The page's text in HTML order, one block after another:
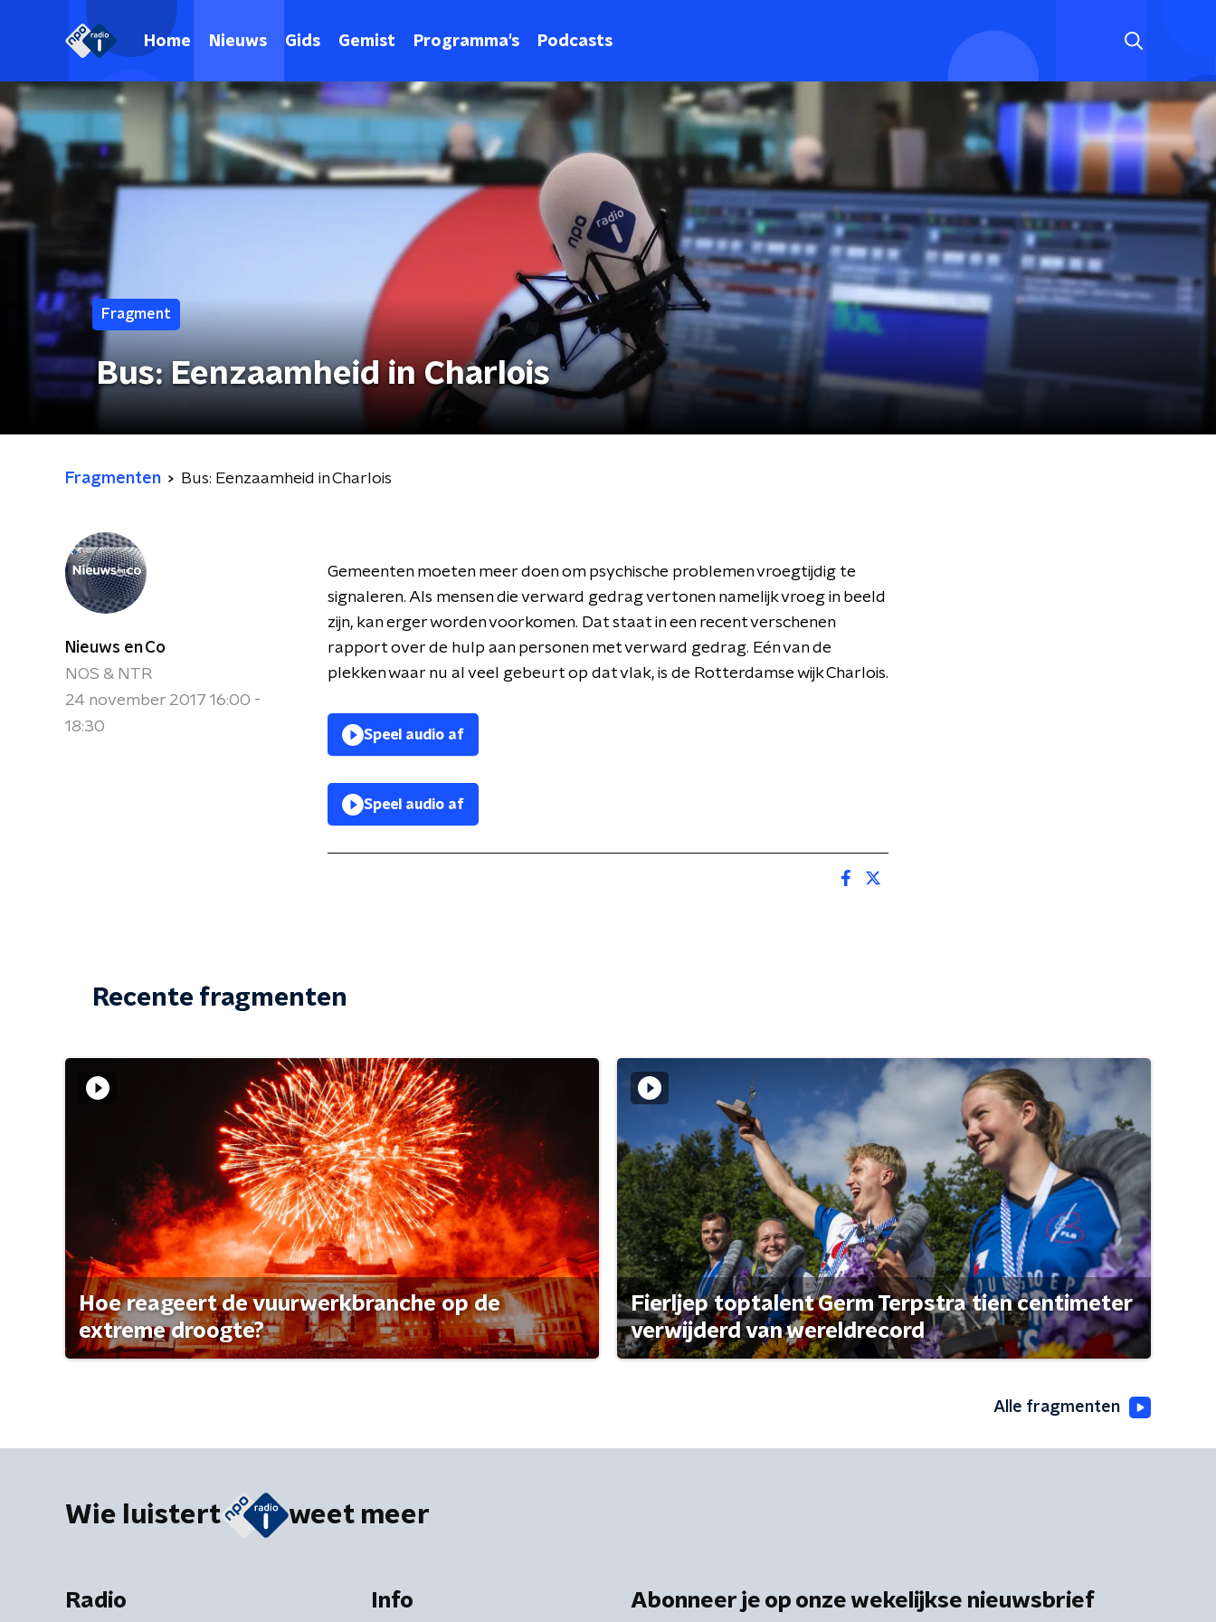
Home Nieuws Gids Gemist Programma's Podcasts
Fragment
Bus: Eenzaamheid in Charlois
Fragmenten Bus: Eenzaamheid in Charlois
Nieuws en Co
NOS & NTR
24 november 2017 16:00 -
18:30
Gemeenten moeten meer doen om psychische problemen vroegtijdig te
signaleren. Als mensen die verward gedrag vertonen namelijk vroeg in beeld
zijn, kan erger worden voorkomen. Dat staat in een recent verschenen
rapport over de hulp aan personen met verward gedrag. Eén van de
plekken waar nu al veel gebeurt op dat vlak, is de Rotterdamse wijk Charlois.
Speel audio af
Speel audio af
Recente fragmenten
Hoe reageert de vuurwerkbranche op de
extreme droogte?
Fierljep toptalent Germ Terpstra tien centimeter
verwijderd van wereldrecord
Alle fragmenten
Wie luistert weet meer
Radio Info Abonneer je op onze wekelijkse nieuwsbrief